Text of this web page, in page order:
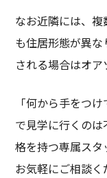
なお近隣には、
も住居形態が異
される場合はオア
「何から手をつ
で見学に行くの
格を持つ専属ス
お気軽にご相談く